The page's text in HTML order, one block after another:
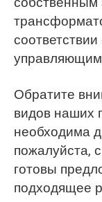
Обратите
видов наших
необходима
пожалуйста,
готовы
подходящее